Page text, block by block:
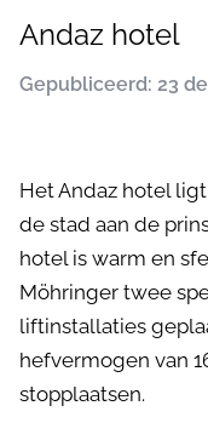
Andaz hotel
Gepubliceerd: 23
Het Andaz hotel
de stad aan de
hotel is warm en
Möhringer twee
liftinstallaties
hefvermogen van
stopplaatsen.